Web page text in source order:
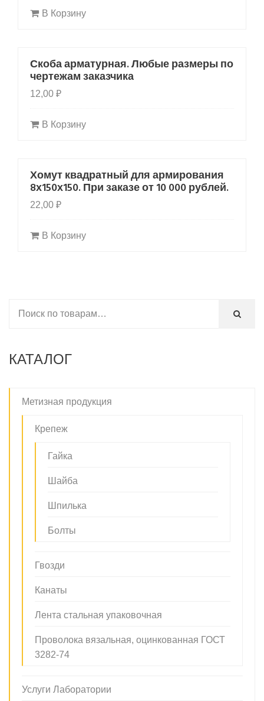
В Корзину
HOT
Скоба арматурная. Любые размеры по
чертежам заказчика
12,00 ₽
В Корзину
Хомут квадратный для армирования
8х150х150. При заказе от 10 000 рублей.
22,00 ₽
В Корзину
КАТАЛОГ
Метизная продукция
Крепеж
Гайка
Шайба
Шпилька
Болты
Гвозди
Канаты
Лента стальная упаковочная
Проволока вязальная, оцинкованная ГОСТ
3282-74
Услуги Лаборатории